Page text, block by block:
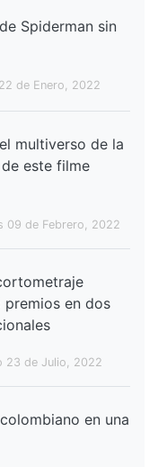
Spiderman sin
de Enero, 2022
multiverso de la
este filme
09 de Febrero, 2022
en dos
23 de Julio, 2022
en una